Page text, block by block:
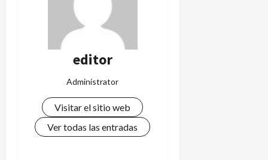
editor
Administrator
Visitar el sitio web
Ver todas las entradas